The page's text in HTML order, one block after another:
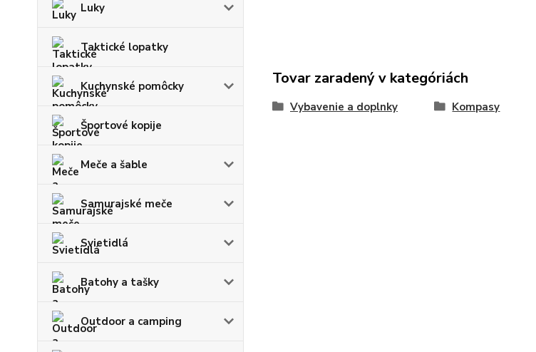
Luky
Taktické lopatky
Kuchynské pomôcky
Športové kopije
Meče a šable
Samurajské meče
Svietidlá
Batohy a tašky
Outdoor a camping
Tovar zaradený v kategóriách
Vybavenie a doplnky Kompasy